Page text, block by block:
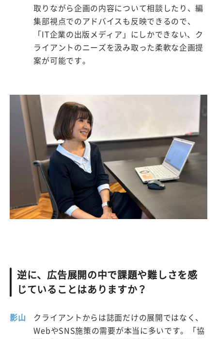
取りながら企画の内容について相談したり、編
集部視点でのアドバイスも反映できるので、
「IT企業の出版メディア」にしかできない、ク
ライアントのニーズを汲み取った柔軟な企画提
案が可能です。
逆に、広告展開の中で課題や難しさを感
じていることはありますか？
影山
クライアントからは誌面だけの展開ではなく、
WebやSNS施策の需要が本当に多いです。「協